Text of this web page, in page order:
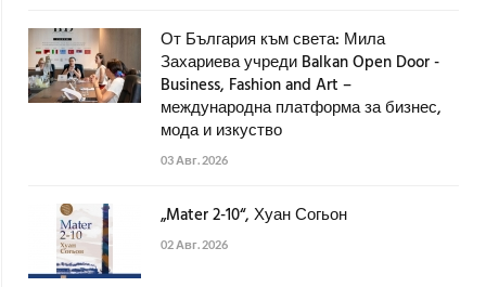
От България към света: Мила
Захариева учреди Balkan Open Door -
Business, Fashion and Art –
международна платформа за бизнес,
мода и изкуство
03 Авг. 2026
„Mater 2-10“, Хуан Согьон
02 Авг. 2026